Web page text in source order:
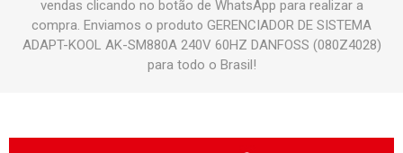
vendas clicando no botão de WhatsApp para realizar a
compra. Enviamos o produto GERENCIADOR DE SISTEMA
ADAPT-KOOL AK-SM880A 240V 60HZ DANFOSS (080Z4028)
para todo o Brasil!